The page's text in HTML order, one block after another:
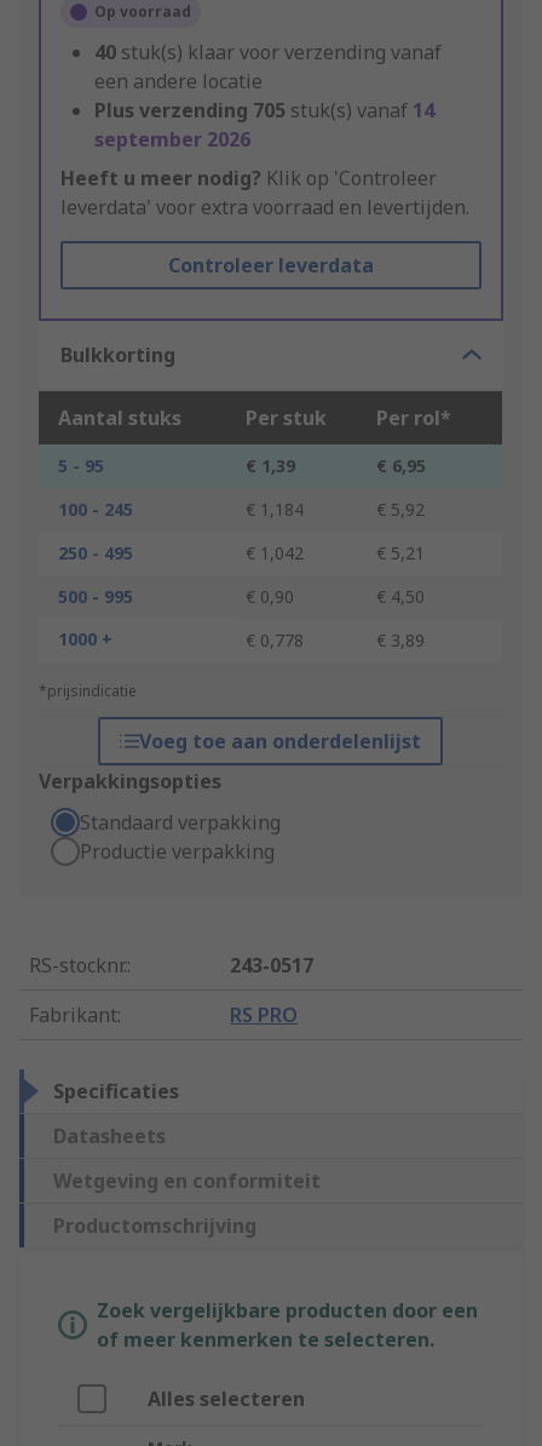
Op voorraad
40 stuk(s) klaar voor verzending vanaf
een andere locatie
Plus verzending 705 stuk(s) vanaf 14
september 2026
Heeft u meer nodig? Klik op 'Controleer
leverdata' voor extra voorraad en levertijden.
Controleer leverdata
Bulkkorting
Aantal stuks Per stuk Per rol*
5 - 95 € 1,39
€ 6,95
100 - 245
€ 1,184
€ 5,92
250 - 495
€ 1,042
€ 5,21
500 - 995
€ 0,90
€ 4,50
1000 +
€ 0,778 € 3,89
*prijsindicatie
Voeg toe aan onderdelenlijst
Verpakkingsopties
Standaard verpakking
Productie verpakking
RS-stocknr.:
243-0517
Fabrikant: RS PRO
Specificaties
Datasheets
Wetgeving en conformiteit
Productomschrijving
Zoek vergelijkbare producten door een
of meer kenmerken te selecteren.
Alles selecteren